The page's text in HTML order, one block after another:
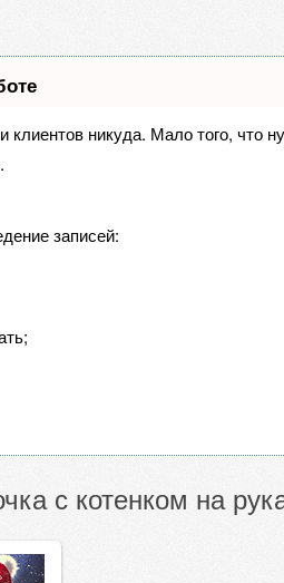
никуда. Мало того,
записей:
с котенком на